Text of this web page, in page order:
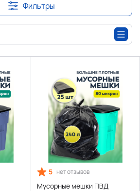
Фильтры
5 нет отзывов
Мусорные мешки ПВД